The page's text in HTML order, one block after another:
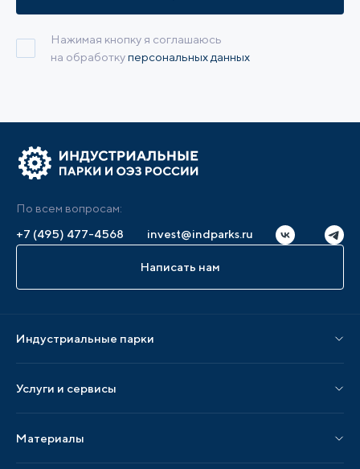
Нажимая кнопку я соглашаюсь
на обработкуперсональных данных
По всем вопросам:
+7 (495) 477-4568
invest@indparks.ru
Написать нам
Индустриальные парки
Парки по регионам
Услуги и сервисы
Услуги по локализации
Материалы